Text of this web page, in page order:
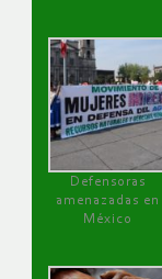
Defensoras
amenazadas en
México